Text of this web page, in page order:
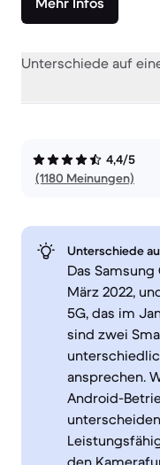
Unterschiede auf
4,4/5
(1180 Meinungen)
Unterschiede
Das
März 2022,
5G, das im
sind zwei
ansprechen.
Android-
den